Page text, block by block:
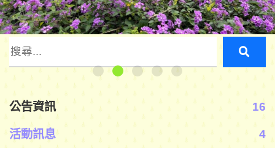
公告資訊 16
活動訊息 4